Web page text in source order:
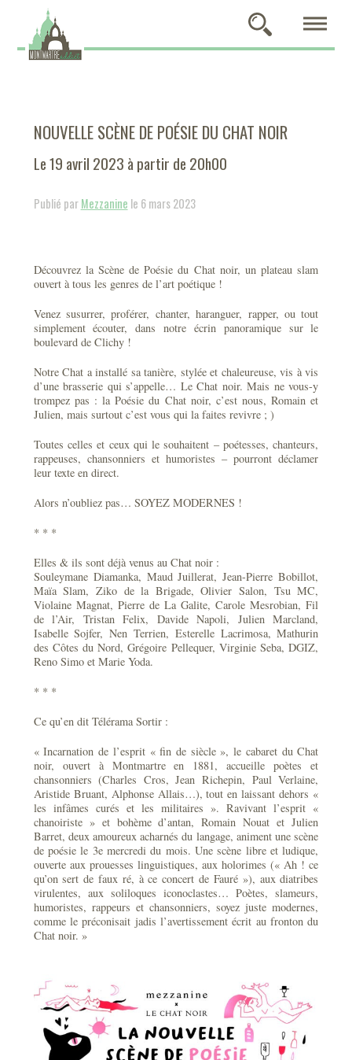
NOUVELLE SCÈNE DE POÉSIE DU CHAT NOIR
Le 19 avril 2023 à partir de 20h00
Publié parMezzanine le 6 mars 2023
Découvrez la Scène de Poésie du Chat noir, un plateau slam
ouvert à tous les genres de l’art poétique !
Venez susurrer, proférer, chanter, haranguer, rapper, ou tout
simplement écouter, dans notre écrin panoramique sur le
boulevard de Clichy !
Notre Chat a installé sa tanière, stylée et chaleureuse, vis à vis
d’une brasserie qui s’appelle… Le Chat noir. Mais ne vous-y
trompez pas : la Poésie du Chat noir, c’est nous, Romain et
Julien, mais surtout c’est vous qui la faites revivre ; )
Toutes celles et ceux qui le souhaitent – poétesses, chanteurs,
rappeuses, chansonniers et humoristes – pourront déclamer
leur texte en direct.
Alors n’oubliez pas… SOYEZ MODERNES !
* * *
Elles & ils sont déjà venus au Chat noir :
Souleymane Diamanka, Maud Juillerat, Jean-Pierre Bobillot,
Maïa Slam, Ziko de la Brigade, Olivier Salon, Tsu MC,
Violaine Magnat, Pierre de La Galite, Carole Mesrobian, Fil
de l’Air, Tristan Felix, Davide Napoli, Julien Marcland,
Isabelle Sojfer, Nen Terrien, Esterelle Lacrimosa, Mathurin
des Côtes du Nord, Grégoire Pellequer, Virginie Seba, DGIZ,
Reno Simo et Marie Yoda.
* * *
Ce qu’en dit Télérama Sortir :
« Incarnation de l’esprit « fin de siècle », le cabaret du Chat
noir, ouvert à Montmartre en 1881, accueille poètes et
chansonniers (Charles Cros, Jean Richepin, Paul Verlaine,
Aristide Bruant, Alphonse Allais…), tout en laissant dehors «
les infâmes curés et les militaires ». Ravivant l’esprit «
chanoiriste » et bohème d’antan, Romain Nouat et Julien
Barret, deux amoureux acharnés du langage, animent une scène
de poésie le 3e mercredi du mois. Une scène libre et ludique,
ouverte aux prouesses linguistiques, aux holorimes (« Ah ! ce
qu’on sert de faux ré, à ce concert de Fauré »), aux diatribes
virulentes, aux soliloques iconoclastes… Poètes, slameurs,
humoristes, rappeurs et chansonniers, soyez juste modernes,
comme le préconisait jadis l’avertissement écrit au fronton du
Chat noir. »